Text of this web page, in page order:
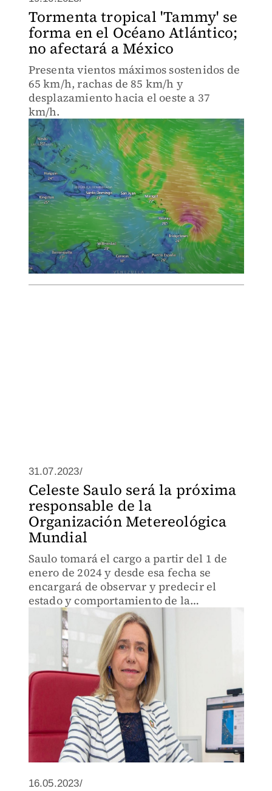
Tormenta tropical 'Tammy' se
forma en el Océano Atlántico;
no afectará a México
Presenta vientos máximos sostenidos de
65 km/h, rachas de 85 km/h y
desplazamiento hacia el oeste a 37
km/h.
31.07.2023/
Celeste Saulo será la próxima
responsable de la
Organización Metereológica
Mundial
Saulo tomará el cargo a partir del 1 de
enero de 2024 y desde esa fecha se
encargará de observar y predecir el
estado y comportamiento de la
atmósfera.
16.05.2023/